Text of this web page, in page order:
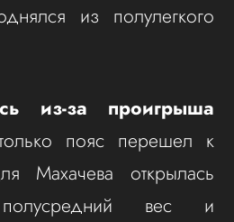
из полулегкого
из-за проигрыша
пояс перешел к
Махачева открылась
вес и